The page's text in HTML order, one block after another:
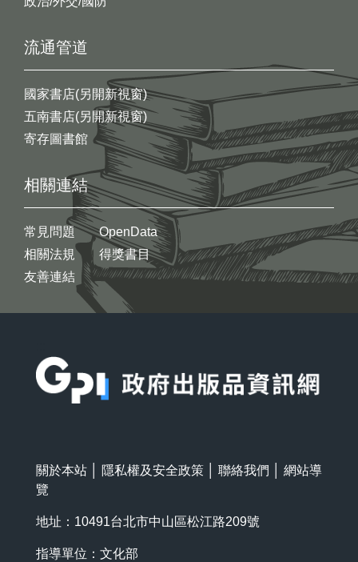
流通管道
國家書店(另開新視窗)
五南書店(另開新視窗)
寄存圖書館
相關連結
常見問題
相關法規
友善連結
OpenData
得獎書目
關於本站 隱私權及安全政策 聯絡我們
網站導
覽
地址：10491台北市中山區松江路209號
指導單位：文化部